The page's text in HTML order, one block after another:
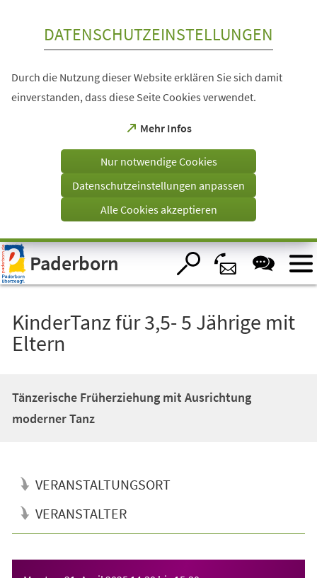
Visuelle
Assistenzsoftware
öffnen.
DATENSCHUTZEINSTELLUNGEN
Durch die Nutzung dieser Website erklären Sie sich damit
einverstanden, dass diese Seite Cookies verwendet.
Mehr Infos
(Öffnet
einem
Tab)
Nur notwendige Cookies
Datenschutzeinstellungen anpassen
Alle Cookies akzeptieren
Paderborn
KinderTanz für 3,5- 5 Jährige mit
Eltern
Tänzerische Früherziehung mit Ausrichtung
moderner Tanz
VERANSTALTUNGSORT
VERANSTALTER